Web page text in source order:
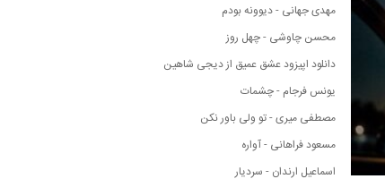
مهدی جهانی - دیوونه بودم
محسن چاوشی - چهل روز
دانلود اپیزود عشق عمیق از دیجی شاهین
یونس فرجام - چشمات
مصطفی میری - تو ولی باور نکن
مسعود فراهانی - آواره
اسماعیل ارندان - سردیار